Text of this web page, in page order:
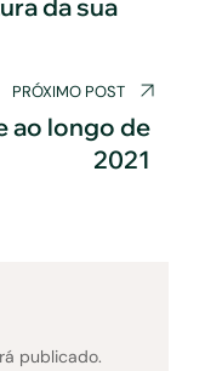
da sua
PRÓXIMO POST
ao longo de
2021
publicado.